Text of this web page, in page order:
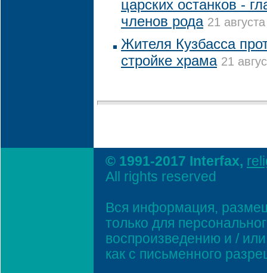
царских останков -
членов рода 21
Жителя Кузбасса
стройке храма 21
© 1991-2017 Interfax,
All rights reserved
Вся информация,
только для
воспроизведению и /
как с письменного